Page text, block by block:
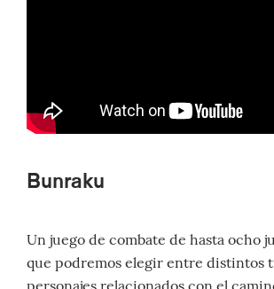
Bunraku
Un juego de combate de hasta ocho
que podremos elegir entre distintos